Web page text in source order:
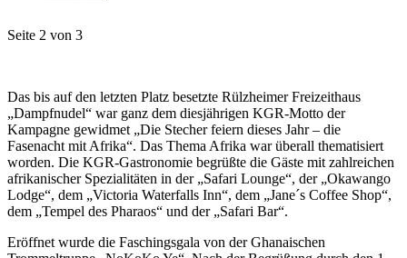
Seite 2 von 3
Das bis auf den letzten Platz besetzte Rülzheimer Freizeithaus
„Dampfnudel“ war ganz dem diesjährigen KGR-Motto der
Kampagne gewidmet „Die Stecher feiern dieses Jahr – die
Fasenacht mit Afrika“. Das Thema Afrika war überall thematisiert
worden. Die KGR-Gastronomie begrüßte die Gäste mit zahlreichen
afrikanischer Spezialitäten in der „Safari Lounge“, der „Okawango
Lodge“, dem „Victoria Waterfalls Inn“, dem „Jane´s Coffee Shop“,
dem „Tempel des Pharaos“ und der „Safari Bar“.
Eröffnet wurde die Faschingsgala von der Ghanaischen